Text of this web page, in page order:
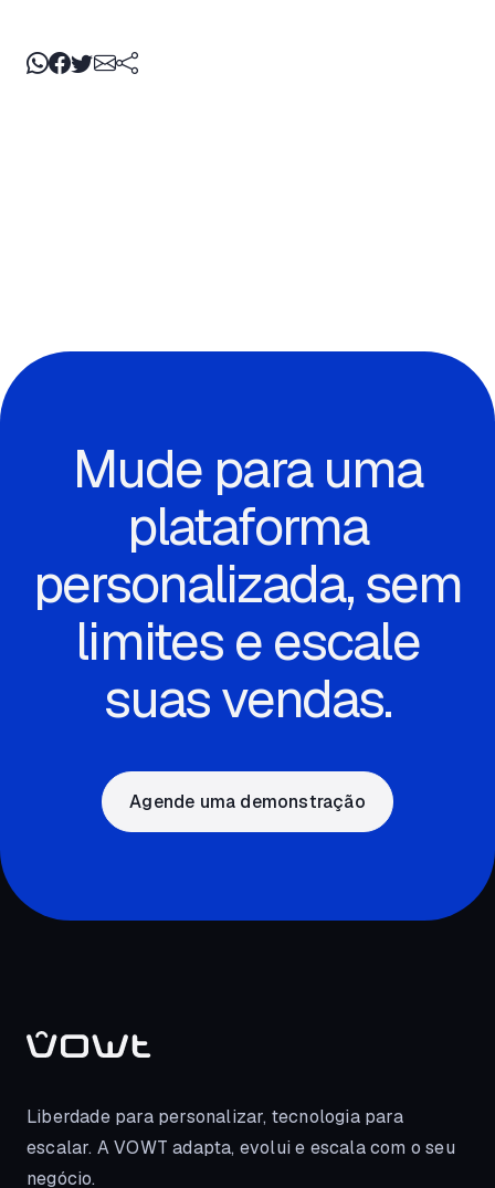
Mude para uma
plataforma
personalizada, sem
limites e escale
suas vendas.
Agende uma demonstração
Liberdade para personalizar, tecnologia para
escalar. A VOWT adapta, evolui e escala com o seu
negócio.